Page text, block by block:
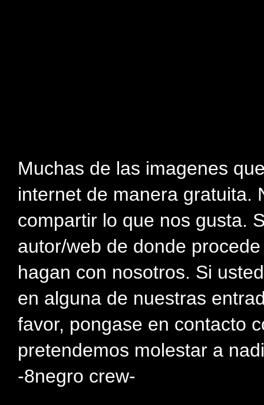
Muchas de las imagenes
internet de manera gratuita.
compartir lo que nos gusta.
autor/web de donde
hagan con nosotros. Si
en alguna de nuestras
favor, pongase en contacto
pretendemos molestar a
-8negro crew-